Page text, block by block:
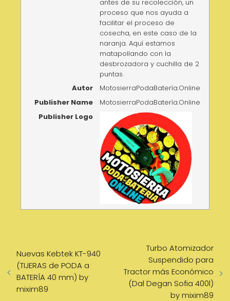
antes de su recolección, un
proceso que nos ayuda a
facilitar el proceso de
cosecha, en este caso de la
naranja. Aquí estamos
matapollando con la
desbrozadora y cuchilla de 2
puntas.
Autor
MotosierraPodaBatería.Online
Publisher Name
MotosierraPodaBatería.Online
Publisher Logo
Nuevas Kebtek KT-940
(TIJERAS de PODA a
BATERÍA 40 mm) by
mixim89
Turbo Atomizador
Suspendido para
Tractor más Económico
(Dal Degan Sofia 400l)
by mixim89